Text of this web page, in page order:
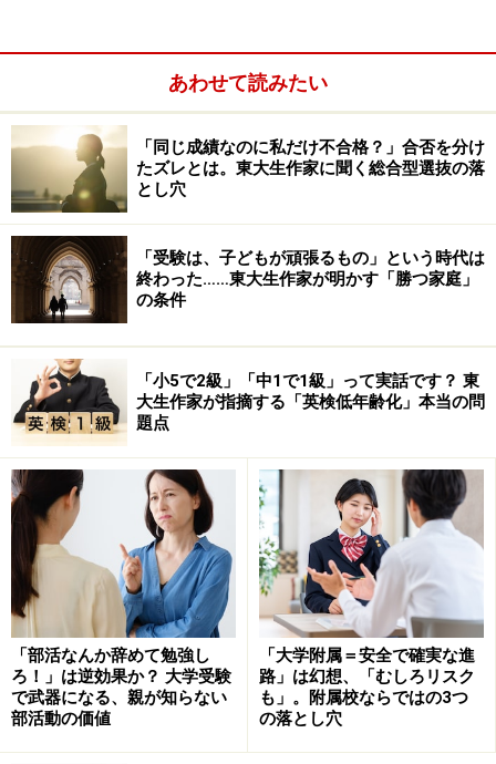
点も深く掘り下げ、「低学年の時期からの就職支援活動
の実施」を2011年4月までに行うと確約している。
このような対応は、一見地味で必要がないように思える
かもしれないが、大学は新しい学生の獲得だけに専念す
るのではなく、まず地場固めが大切であると考え、地道
な努力を法政大学が実行していることの証左であるだろ
う。とかく、旧来の日本の大学組織は、内側の欠点を隠
したり内部に甘い傾向がある。毎年の卒業生の意見こそ
大学改革の大きなヒントと位置づけている法政大学は、
非常に健全な組織運営を行っていることがはっきりとわ
あわせて読みたい
「同じ成績なのに私だけ不合格？」合否を分け
たズレとは。東大生作家に聞く総合型選抜の落
とし穴
「受験は、子どもが頑張るもの」という時代は
終わった……東大生作家が明かす「勝つ家庭」
の条件
「小5で2級」「中1で1級」って実話です？ 東
大生作家が指摘する「英検低年齢化」本当の問
題点
「部活なんか辞めて勉強し
ろ！」は逆効果か？ 大学受験
で武器になる、親が知らない
部活動の価値
「大学附属＝安全で確実な進
路」は幻想、「むしろリスク
も」。附属校ならではの3つ
の落とし穴